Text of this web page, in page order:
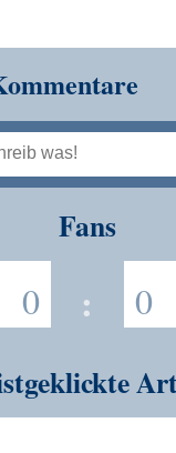
Fans
0 : 0